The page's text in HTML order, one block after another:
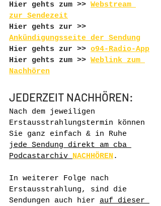
Hier gehts zum >> Webstream
zur Sendezeit
Hier gehts zur >>
Ankündigungsseite der Sendung
Hier gehts zur >> o94-Radio-App
Hier gehts zum >> Weblink zum
Nachhören
JEDERZEIT NACHHÖREN:
Nach dem jeweiligen
Erstausstrahlungstermin können
Sie ganz einfach & in Ruhe
jede Sendung direkt am cba
Podcastarchiv NACHHÖREN .
In weiterer Folge nach
Erstausstrahlung, sind die
Sendungen auch hier auf dieser